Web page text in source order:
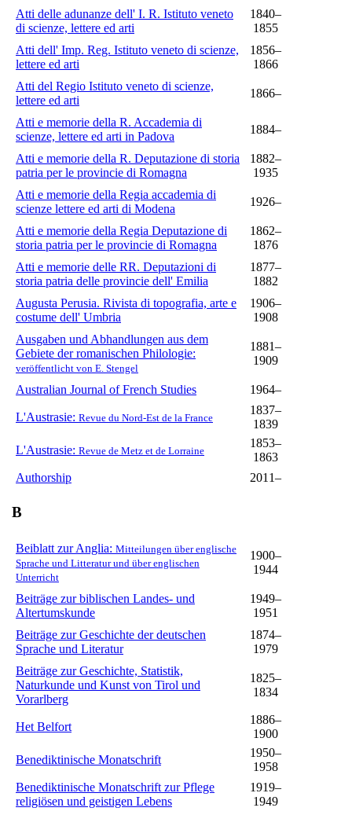
Atti delle adunanze dell' I. R. Istituto veneto
di scienze, lettere ed arti
1840–
1855
Atti dell' Imp. Reg. Istituto veneto di scienze,
lettere ed arti
1856–
1866
Atti del Regio Istituto veneto di scienze,
lettere ed arti
1866–
Atti e memorie della R. Accademia di
scienze, lettere ed arti in Padova
1884–
Atti e memorie della R. Deputazione di storia
patria per le provincie di Romagna
1882–
1935
Atti e memorie della Regia accademia di
scienze lettere ed arti di Modena
1926–
Atti e memorie della Regia Deputazione di
storia patria per le provincie di Romagna
1862–
1876
Atti e memorie delle RR. Deputazioni di
storia patria delle provincie dell' Emilia
1877–
1882
Augusta Perusia. Rivista di topografia, arte e
costume dell' Umbria
1906–
1908
Ausgaben und Abhandlungen aus dem
Gebiete der romanischen Philologie:
veröffentlicht von E. Stengel
1881–
1909
Australian Journal of French Studies 1964–
L'Austrasie: Revue du Nord-Est de la France
1837–
1839
L'Austrasie: Revue de Metz et de Lorraine
1853–
1863
Authorship
2011–
B
Beiblatt zur Anglia: Mitteilungen über englische
Sprache und Litteratur und über englischen
Unterricht
1900–
1944
Beiträge zur biblischen Landes- und
Altertumskunde
1949–
1951
Beiträge zur Geschichte der deutschen
Sprache und Literatur
1874–
1979
Beiträge zur Geschichte, Statistik,
Naturkunde und Kunst von Tirol und
Vorarlberg
1825–
1834
Het Belfort
1886–
1900
Benediktinische Monatschrift
1950–
1958
Benediktinische Monatschrift zur Pflege
religiösen und geistigen Lebens
1919–
1949